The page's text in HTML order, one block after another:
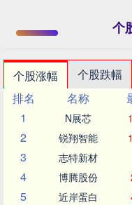
个
个股涨幅 个股跌幅
排名
名称
1
N展芯
2 锐翔智能
3 志特新材
4 博腾股份
5 近岸蛋白